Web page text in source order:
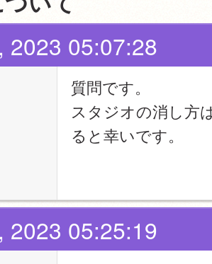
2023 05:07:28
質問です。
スタジオの消し方
ると幸いです。
2023 05:25:19